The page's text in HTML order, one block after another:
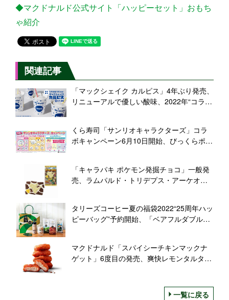
◆マクドナルド公式サイト「ハッピーセット」おもち
ゃ紹介
関連記事
「マックシェイク カルピス」4年ぶり発売、
リニューアルで優しい酸味、2022年“コラボ
くら寿司「サンリオキャラクターズ」コラ
ボキャンペーン6月10日開始、びっくらポン
クレープも
「キャラパキ ポケモン発掘チョコ」一般発
売、ラムパルド・トリデプス・アーケオス
タリーズコーヒー夏の福袋2022“25周年ハッ
ピーバッグ”予約開始、「ベアフルダブルグ
マクドナルド「スパイシーチキンマックナ
ゲット」6度目の発売、爽快レモンタルタル
一覧に戻る